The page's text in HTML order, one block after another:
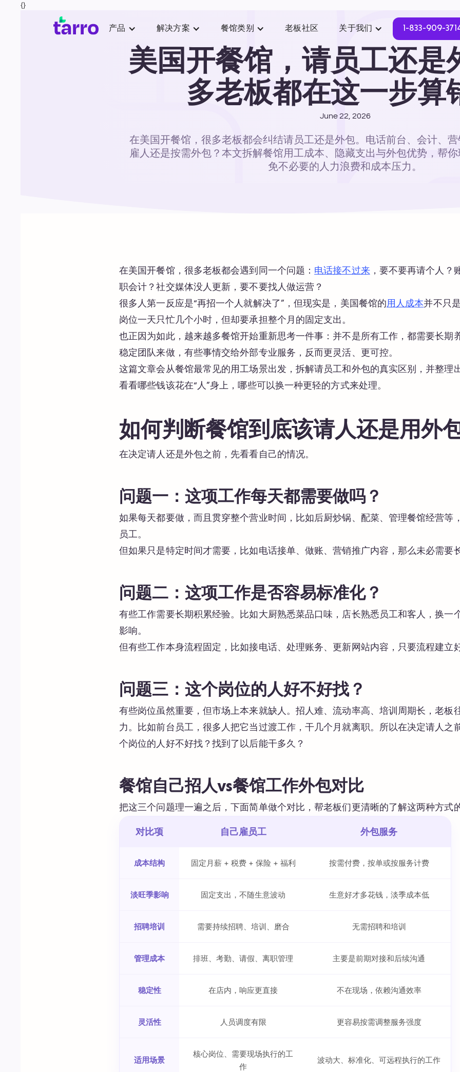
{}
产品 解决方案 餐馆类别 老板社区 关于我们 1-833-909-
美国开餐馆，请员工还是
多老板都在这一步算
June 22, 2026
在美国开餐馆，很多老板都会纠结请员工还是外包。电话前台、会计、
雇人还是按需外包？本文拆解餐馆用工成本、隐藏支出与外包优势，帮
免不必要的人力浪费和成本压力。
在美国开餐馆，很多老板都会遇到同一个问题： 电话接不过来，要不要再请个人？
职会计？社交媒体没人更新，要不要找人做运营？
很多人第一反应是“再招一个人就解决了”，但现实是，美国餐馆的用人成本并不只
岗位一天只忙几个小时，但却要承担整个月的固定支出。
也正因为如此，越来越多餐馆开始重新思考一件事：并不是所有工作，都需要长期
稳定团队来做，有些事情交给外部专业服务，反而更灵活、更可控。
这篇文章会从餐馆最常见的用工场景出发，拆解请员工和外包的真实区别，并整理
看看哪些钱该花在“人”身上，哪些可以换一种更轻的方式来处理。
如何判断餐馆到底该请人还是用外
在决定请人还是外包之前，先看看自己的情况。
问题一：这项工作每天都需要做吗？
如果每天都要做，而且贯穿整个营业时间，比如后厨炒锅、配菜、管理餐馆经营等
员工。
但如果只是特定时间才需要，比如电话接单、做账、营销推广内容，那么未必需要
问题二：这项工作是否容易标准化？
有些工作需要长期积累经验。比如大厨熟悉菜品口味，店长熟悉员工和客人，换一
影响。
但有些工作本身流程固定，比如接电话、处理账务、更新网站内容，只要流程建立
问题三：这个岗位的人好不好找？
有些岗位虽然重要，但市场上本来就缺人。招人难、流动率高、培训周期长，老板
力。比如前台员工，很多人把它当过渡工作，干几个月就离职。所以在决定请人之
个岗位的人好不好找？找到了以后能干多久？
餐馆自己招人vs餐馆工作外包对比
把这三个问题理一遍之后，下面简单做个对比，帮老板们更清晰的了解这两种方式
对比项 自己雇员工 外包服务
成本结构 固定月薪 + 税费 + 保险 + 福利 按需付费，按单或按服务计费
淡旺季影响 固定支出，不随生意波动 生意好才多花钱，淡季成本低
招聘培训 需要持续招聘、培训、磨合 无需招聘和培训
管理成本 排班、考勤、请假、离职管理 主要是前期对接和后续沟通
稳定性 在店内，响应更直接 不在现场，依赖沟通效率
灵活性 人员调度有限 更容易按需调整服务强度
适用场景
核心岗位、需要现场执行的工
作
波动大、标准化、可远程执行的工作